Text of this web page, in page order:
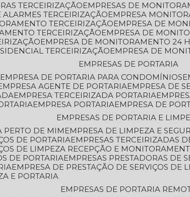
TERCEIRIZAÇÃO
EMPRESAS DE
TERCEIRIZAÇÃO
EMPRESA
TERCEIRIZAÇÃO
EMPRESA DE
TERCEIRIZAÇÃO
EMPRESA DE
EMPRESA DE MONITORAMENTO 24
TERCEIRIZAÇÃO
EMPRESA DE
EMPRESAS DE PORTARIA
EMPRESA DE PORTARIA PARA CONDOMÍNIOS
EMPRESA AGENTE DE PORTARIA
EMPRESA DE
EMPRESA TERCEIRIZADA PORTARIA
EMPRESA PORTARIA
EMPRESA DE
EMPRESAS DE PORTARIA E
PERTO DE MIM
EMPRESA DE LIMPEZA E
DE PORTARIA
EMPRESAS TERCEIRIZADAS
DE LIMPEZA RECEPÇÃO E
DE PORTARIA
EMPRESAS PRESTADORAS DE
EMPRESA DE PRESTAÇÃO DE SERVIÇOS
E PORTARIA
EMPRESAS DE PORTARIA